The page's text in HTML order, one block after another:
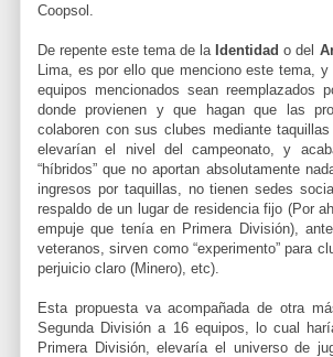
Coopsol.
De repente este tema de la Identidad o del
Lima, es por ello que menciono este tema,
equipos mencionados sean reemplazados
donde provienen y que hagan que las
colaboren con sus clubes mediante
elevarían el nivel del campeonato, y
“híbridos” que no aportan absolutamente
ingresos por taquillas, no tienen sedes
respaldo de un lugar de residencia fijo (Por
empuje que tenía en Primera División),
veteranos, sirven como “experimento” para
perjuicio claro (Minero), etc).
Esta propuesta va acompañada de otra
Segunda División a 16 equipos, lo cual
Primera División, elevaría el universo de